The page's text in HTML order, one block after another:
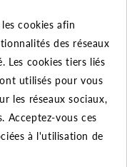
1,38 €
cookies afin
des réseaux
Les cookies tiers liés
utilisés pour vous
les réseaux sociaux,
Acceptez-vous ces
à l'utilisation de